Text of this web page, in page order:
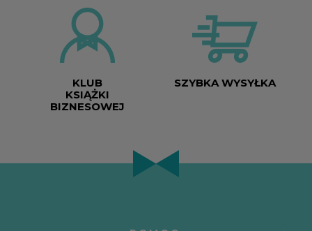
KLUB
KSIĄŻKI
BIZNESOWEJ
SZYBKA WYSYŁKA